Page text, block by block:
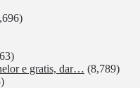
e gratis, dar… (8,789)